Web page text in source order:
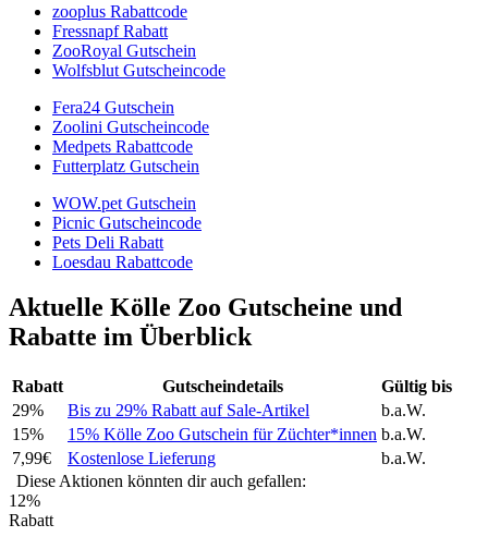
zooplus Rabattcode
Fressnapf Rabatt
ZooRoyal Gutschein
Wolfsblut Gutscheincode
Fera24 Gutschein
Zoolini Gutscheincode
Medpets Rabattcode
Futterplatz Gutschein
WOW.pet Gutschein
Picnic Gutscheincode
Pets Deli Rabatt
Loesdau Rabattcode
Aktuelle Kölle Zoo Gutscheine und
Rabatte im Überblick
Rabatt Gutscheindetails
Gültig bis
29%
Bis zu 29% Rabatt auf Sale-Artikel
b.a.W.
15%
15% Kölle Zoo Gutschein für Züchter*innen b.a.W.
7,99€
Kostenlose Lieferung
b.a.W.
Diese Aktionen könnten dir auch gefallen:
12%
Rabatt